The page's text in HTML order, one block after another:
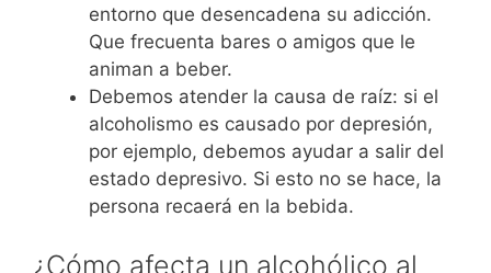
entorno que desencadena su adicción.
Que frecuenta bares o amigos que le
animan a beber.
Debemos atender la causa de raíz: si el
alcoholismo es causado por depresión,
por ejemplo, debemos ayudar a salir del
estado depresivo. Si esto no se hace, la
persona recaerá en la bebida.
¿Cómo afecta un alcohólico al